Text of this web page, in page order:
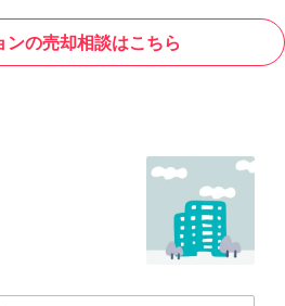
ンの売却相談はこちら